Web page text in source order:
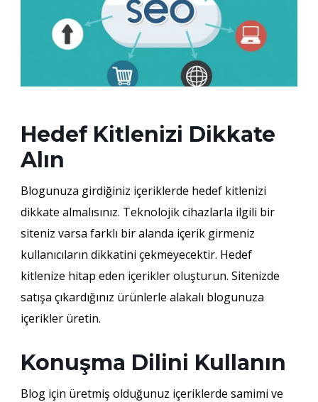
Hedef Kitlenizi Dikkate
Alın
Blogunuza girdiğiniz içeriklerde hedef kitlenizi
dikkate almalısınız. Teknolojik cihazlarla ilgili bir
siteniz varsa farklı bir alanda içerik girmeniz
kullanıcıların dikkatini çekmeyecektir. Hedef
kitlenize hitap eden içerikler oluşturun. Sitenizde
satışa çıkardığınız ürünlerle alakalı blogunuza
içerikler üretin.
Konuşma Dilini Kullanın
Blog için üretmiş olduğunuz içeriklerde samimi ve